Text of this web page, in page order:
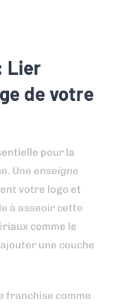
Lier
de votre
pour la
Une enseigne
votre logo et
à asseoir cette
comme le
une couche
franchise comme